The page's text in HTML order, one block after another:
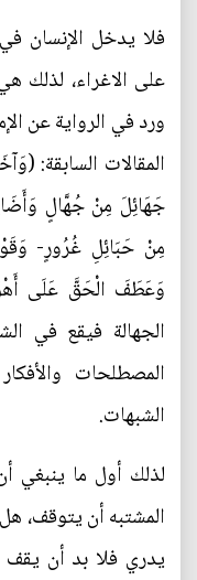
فلا يدخل الإنسان
على الاغراء، لذلك
ورد في الرواية عن
المقالات السابقة:
جَهَائِلَ مِنْ جُهَّالٍ
مِنْ حَبَائِلِ غُرُورٍ-
الجهالة فيقع في
المصطلحات
الشبهات.
لذلك أول ما ينبغي
المشتبه أن يتوقف،
يدري فلا بد أن يقف